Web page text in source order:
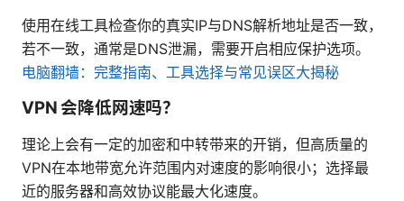
使用在线工具检查你的真实IP与DNS解析地址是否一致，
若不一致，通常是DNS泄漏，需要开启相应保护选项。
电脑翻墙：完整指南、工具选择与常见误区大揭秘
VPN 会降低网速吗？
理论上会有一定的加密和中转带来的开销，但高质量的
VPN在本地带宽允许范围内对速度的影响很小；选择最
近的服务器和高效协议能最大化速度。